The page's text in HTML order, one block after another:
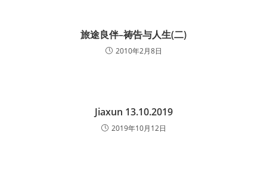
旅途良伴–祷告与人生(二)
2010年2月8日
Jiaxun 13.10.2019
2019年10月12日